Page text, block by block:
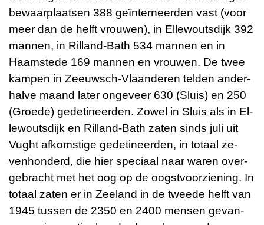
be­waar­plaat­sen 388 geïnter­neer­den vast (voor
meer dan de helft vrou­wen), in El­le­wouts­dijk 392
man­nen, in Ril­land-Bath 534 man­nen en in
Haamste­de 169 man­nen en vrou­wen. De twee
kam­pen in Zeeuwsch-Vlaan­de­ren tel­den an­der­
hal­ve maand later on­ge­veer 630 (Sluis) en 250
(Groe­de) ge­de­ti­neer­den. Zowel in Sluis als in El­
le­wouts­dijk en Ril­land-Bath zaten sinds juli uit
Vught af­kom­sti­ge ge­de­ti­neer­den, in to­taal ze­
ven­hon­derd, die hier spe­ci­aal naar waren over­
ge­bracht met het oog op de oogst­voor­zie­ning. In
to­taal zaten er in Zee­land in de twee­de helft van
1945 tus­sen de 2350 en 2400 men­sen ge­van­